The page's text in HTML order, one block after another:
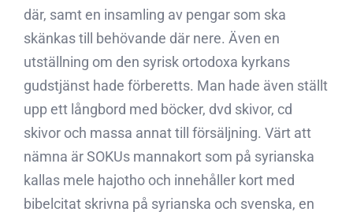
där, samt en insamling av pengar som ska
skänkas till behövande där nere. Även en
utställning om den syrisk ortodoxa kyrkans
gudstjänst hade förberetts. Man hade även ställt
upp ett långbord med böcker, dvd skivor, cd
skivor och massa annat till försäljning. Värt att
nämna är SOKUs mannakort som på syrianska
kallas mele hajotho och innehåller kort med
bibelcitat skrivna på syrianska och svenska, en